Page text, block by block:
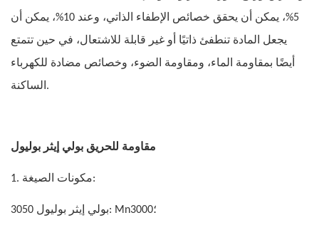
5%، يمكن أن يحقق خصائص الإطفاء الذاتي، وعند 10%، يمكن أن
يجعل المادة تنطفئ ذاتيًا أو غير قابلة للاشتعال، في حين تتمتع
أيضًا بمقاومة الماء، ومقاومة الضوء، وخصائص مضادة للكهرباء
الساكنة.
مقاومة للحريق بولي إيثر بوليول
1. مكونات الصيغة:
بولي إيثر بوليول 3050: Mn3000؛